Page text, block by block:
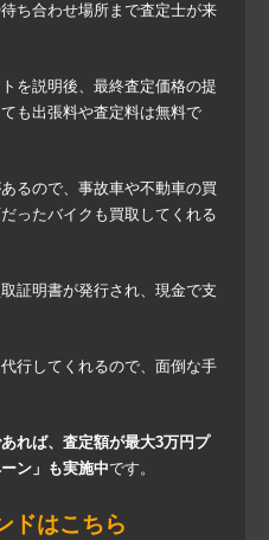
ち合わせ場所まで査定士が来
を説明後、最終査定価格の提
も出張料や査定料は無料で
るので、事故車や不動車の買
ったバイクも買取してくれる
証明書が発行され、現金で支
行してくれるので、面倒な手
れば、査定額が最大3万円プ
ン」も実施中です。
ドはこちら